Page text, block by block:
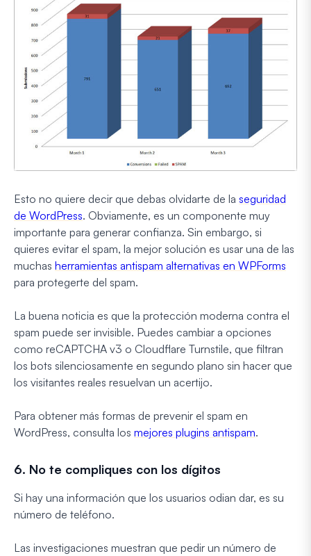
Esto no quiere decir que debas olvidarte de la seguridad
de WordPress. Obviamente, es un componente muy
importante para generar confianza. Sin embargo, si
quieres evitar el spam, la mejor solución es usar una de las
muchas herramientas antispam alternativas en WPForms
para protegerte del spam.
La buena noticia es que la protección moderna contra el
spam puede ser invisible. Puedes cambiar a opciones
como reCAPTCHA v3 o Cloudflare Turnstile, que filtran
los bots silenciosamente en segundo plano sin hacer que
los visitantes reales resuelvan un acertijo.
Para obtener más formas de prevenir el spam en
WordPress, consulta los mejores plugins antispam.
6. No te compliques con los dígitos
Si hay una información que los usuarios odian dar, es su
número de teléfono.
Las investigaciones muestran que pedir un número de